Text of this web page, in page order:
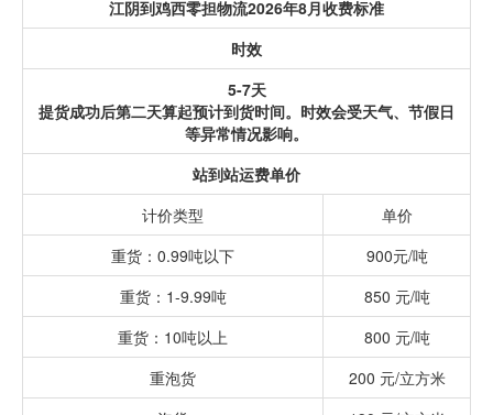
江阴到鸡西零担物流2026年8月收费标准
时效
5-7天
提货成功后第二天算起预计到货时间。时效会受天气、节假日
等异常情况影响。
站到站运费单价
计价类型
单价
重货：0.99吨以下
900元/吨
重货：1-9.99吨
850 元/吨
重货：10吨以上
800 元/吨
重泡货
200 元/立方米